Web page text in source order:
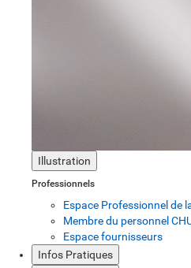
Illustration
Professionnels
Espace Professionnel de
Membre du personnel
Espace fournisseurs
Infos Pratiques